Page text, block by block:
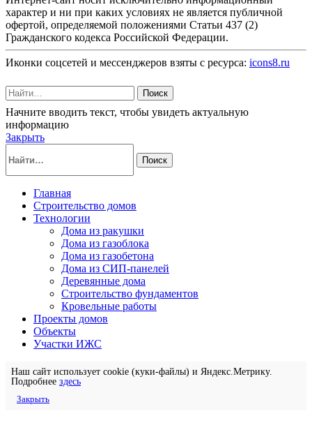
характер и ни при каких условиях не является публичной
офертой, определяемой положениями Статьи 437 (2)
Гражданского кодекса Российской Федерации.
Иконки соцсетей и мессенджеров взяты с ресурса: icons8.ru
Поиск
Начните вводить текст, чтобы увидеть актуальную
информацию
Закрыть
Поиск
Главная
Строительство домов
Технологии
Дома из ракушки
Дома из газоблока
Дома из газобетона
Дома из СИП-панелей
Деревянные дома
Строительство фундаментов
Кровельные работы
Проекты домов
Объекты
Участки ИЖС
Наш сайт использует cookie (куки-файлы) и Яндекс.Метрику.
Подробнее здесь
Закрыть